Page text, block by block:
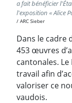
a fait bénéficier
l'exposition « Alice
ARC Sieber
Dans le cadre
453 œuvres
cantonales.
travail afin
valoriser ce
vaudois.